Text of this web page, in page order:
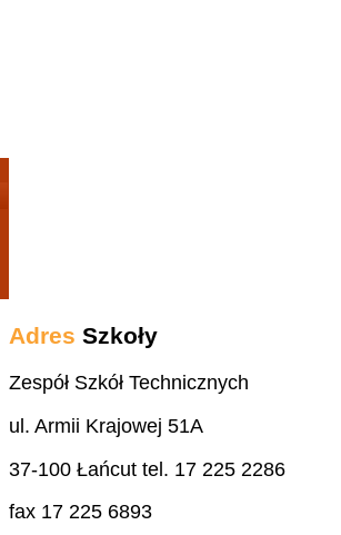
Adres Szkoły
Zespół Szkół Technicznych
ul. Armii Krajowej 51A
37-100 Łańcut tel. 17 225 2286
fax 17 225 6893